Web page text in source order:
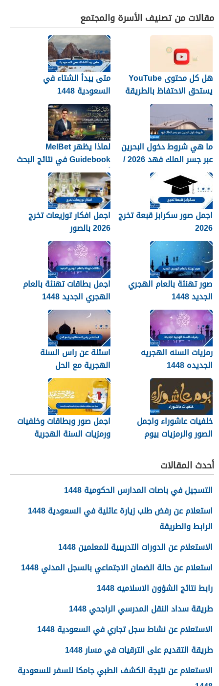
مقالات من تصنيف الأسرة والمجتمع
هل كل محتوى YouTube
يستحق الاحتفاظ بالطريقة
نفسها؟
متى يبدأ الشتاء في
السعودية 1448
ما هي شروط دخول البحرين
عبر جسر الملك فهد 2026 /
1448
لماذا يظهر MelBet
Guidebook في نتائج البحث
أكثر من صفحات كثيرة؟
اجمل صور سكرابز قبعة تخرج
2026
اجمل افكار توزيعات تخرج
2026 بالصور
صور تهنئة بالعام الهجري
الجديد 1448
اجمل بطاقات تهنئة بالعام
الهجري الجديد 1448
رمزيات السنه الهجريه
الجديده 1448
اسئلة عن راس السنة
الهجرية مع الحل
خلفيات عاشوراء واجمل
الصور والرمزيات بيوم
اجمل صور وبطاقات وخلفيات
ورمزيات السنة الهجرية
أحدث المقالات
التسجيل في باصات المدارس الحكومية 1448
استعلام عن رفض طلب زيارة عائلية في السعودية 1448
الرابط والطريقة
الاستعلام عن الدورات التدريبية للمعلمين 1448
استعلام عن حالة الضمان الاجتماعي بالسجل المدني 1448
رابط نتائج الشؤون الاسلاميه 1448
طريقة سداد النقل المدرسي الراجحي 1448
الاستعلام عن نشاط سجل تجاري في السعودية 1448
طريقة التقديم على الترقيات في مسار 1448
الاستعلام عن نتيجة الكشف الطبي جامكا للسفر للسعودية